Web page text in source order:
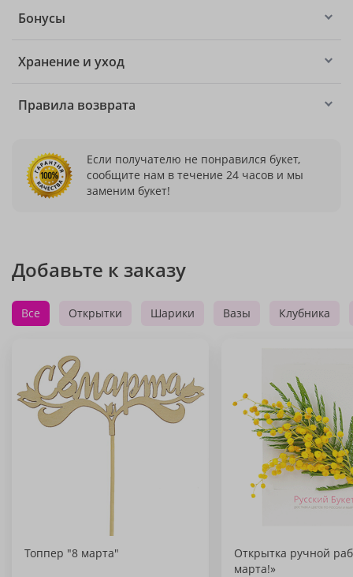
Бонусы
Хранение и уход
Правила возврата
Если получателю не понравился букет,
сообщите нам в течение 24 часов и мы
заменим букет!
Добавьте к заказу
Все Открытки Шарики Вазы Клубника
Топпер "8 марта"
Открытка ручной
марта!»